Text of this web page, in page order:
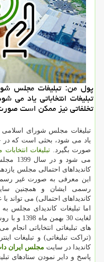
پول من: تبلیغات مجلس
تبلیغات انتخاباتی یاد
تخلفاتی نیز ممكن است
تبلیغات مجلس شورای اسلامی
یاد می شود، بحثی است که
صورت بگیرد. تبلیغات
می
كاندیداهای احتمالی مجلس
این معرفی به صورت غیر
رسمی ایشان و همچنین
کاندیداهای احتمالی) می تواند
لغایت 30
های تبلیغاتی انتخاباتی انجام
(تراکت تبلیغاتی) و تبلیغات
کاندیدا در سایت مجلس ایران
پاسخ و دایر نمودن ستادهای